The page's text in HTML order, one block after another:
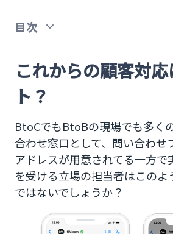
目次
これからの顧客対応はチャット？
双方向コミュニケーションにコミ
アプリをビジネス利用
業務効率化にはチャットボット
複数のチャットアプリを管理で
ンタクトの特徴
これからの顧客対
ト？
BtoCでもBtoBの現場でも多く
合わせ窓口として、問い合わせ
アドレスが用意されてる一方で
を受ける立場の担当者はこのよ
ではないでしょうか？